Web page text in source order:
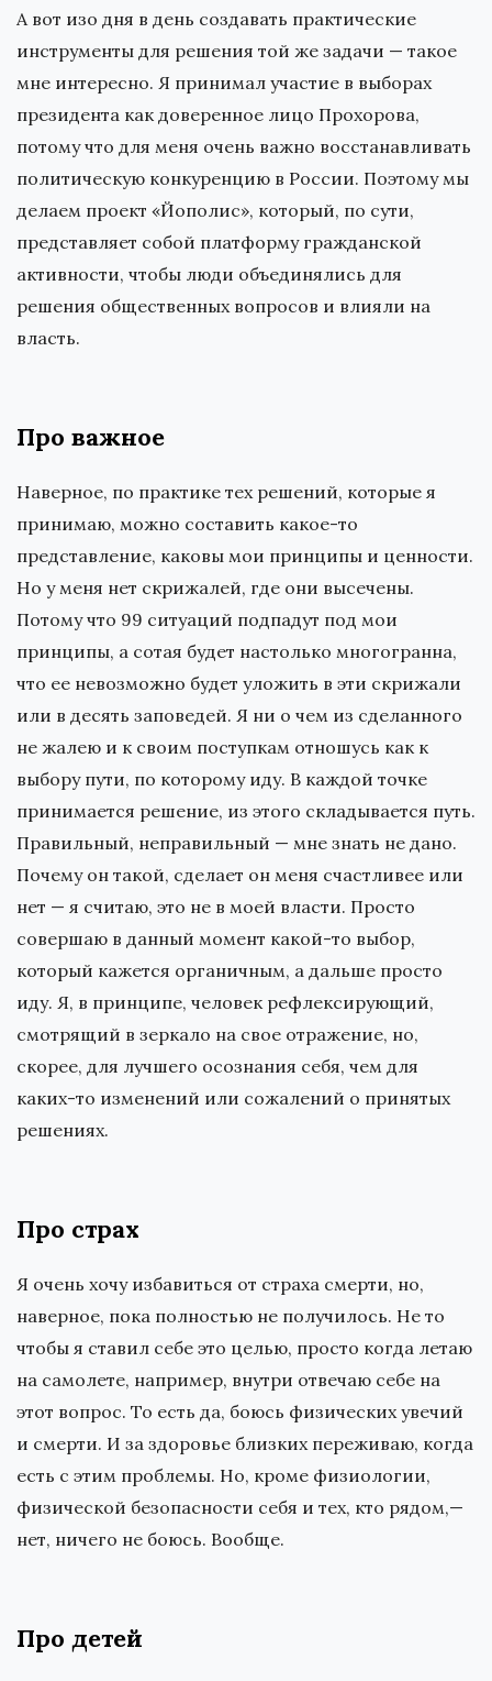
А вот изо дня в день создавать практические
инструменты для решения той же задачи — такое
мне интересно. Я принимал участие в выборах
президента как доверенное лицо Прохорова,
потому что для меня очень важно восстанавливать
политическую конкуренцию в России. Поэтому мы
делаем проект «Йополис», который, по сути,
представляет собой платформу гражданской
активности, чтобы люди объединялись для
решения общественных вопросов и влияли на
власть.
Про важное
Наверное, по практике тех решений, которые я
принимаю, можно составить какое-то
представление, каковы мои принципы и ценности.
Но у меня нет скрижалей, где они высечены.
Потому что 99 ситуаций подпадут под мои
принципы, а сотая будет настолько многогранна,
что ее невозможно будет уложить в эти скрижали
или в десять заповедей. Я ни о чем из сделанного
не жалею и к своим поступкам отношусь как к
выбору пути, по которому иду. В каждой точке
принимается решение, из этого складывается путь.
Правильный, неправильный — мне знать не дано.
Почему он такой, сделает он меня счастливее или
нет — я считаю, это не в моей власти. Просто
совершаю в данный момент какой-то выбор,
который кажется органичным, а дальше просто
иду. Я, в принципе, человек рефлексирующий,
смотрящий в зеркало на свое отражение, но,
скорее, для лучшего осознания себя, чем для
каких-то изменений или сожалений о принятых
решениях.
Про страх
Я очень хочу избавиться от страха смерти, но,
наверное, пока полностью не получилось. Не то
чтобы я ставил себе это целью, просто когда летаю
на самолете, например, внутри отвечаю себе на
этот вопрос. То есть да, боюсь физических увечий
и смерти. И за здоровье близких переживаю, когда
есть с этим проблемы. Но, кроме физиологии,
физической безопасности себя и тех, кто рядом,—
нет, ничего не боюсь. Вообще.
Про детей